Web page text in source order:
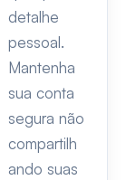
detalhe
pessoal.
Mantenha
sua conta
segura não
compartilh
ando suas